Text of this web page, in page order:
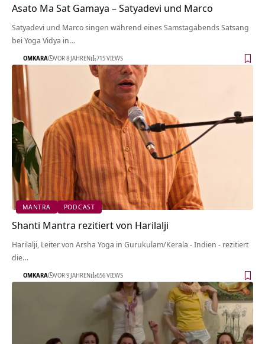
Asato Ma Sat Gamaya – Satyadevi und Marco
Satyadevi und Marco singen während eines Samstagabends Satsang
bei Yoga Vidya in…
OMKARA VOR 8 JAHREN 715 VIEWS
MANTRA PODCAST
Shanti Mantra rezitiert von Harilalji
Harilalji, Leiter von Arsha Yoga in Gurukulam/Kerala - Indien - rezitiert
die…
OMKARA VOR 9 JAHREN 656 VIEWS